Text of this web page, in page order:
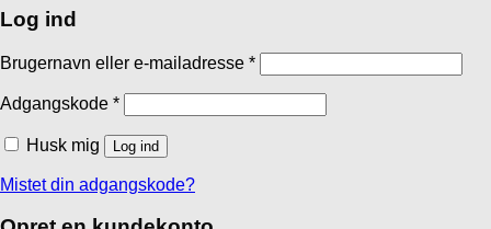
Log ind
Brugernavn eller e-mailadresse *
Adgangskode *
Husk mig Log ind
Mistet din adgangskode?